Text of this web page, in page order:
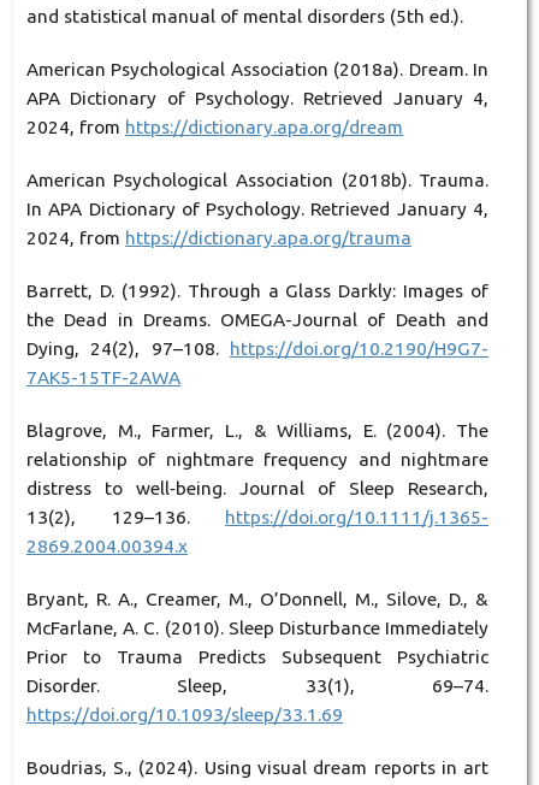
and statistical manual of mental disorders (5th ed.).
American Psychological Association (2018a). Dream. In
APA Dictionary of Psychology. Retrieved January 4,
2024, from https://dictionary.apa.org/dream
American Psychological Association (2018b). Trauma.
In APA Dictionary of Psychology. Retrieved January 4,
2024, from https://dictionary.apa.org/trauma
Barrett, D. (1992). Through a Glass Darkly: Images of
the Dead in Dreams. OMEGA-Journal of Death and
Dying, 24(2), 97–108. https://doi.org/10.2190/H9G7-
7AK5-15TF-2AWA
Blagrove, M., Farmer, L., & Williams, E. (2004). The
relationship of nightmare frequency and nightmare
distress to well‐being. Journal of Sleep Research,
13(2), 129–136. https://doi.org/10.1111/j.1365-
2869.2004.00394.x
Bryant, R. A., Creamer, M., O’Donnell, M., Silove, D., &
McFarlane, A. C. (2010). Sleep Disturbance Immediately
Prior to Trauma Predicts Subsequent Psychiatric
Disorder. Sleep, 33(1), 69–74.
https://doi.org/10.1093/sleep/33.1.69
Boudrias, S., (2024). Using visual dream reports in art